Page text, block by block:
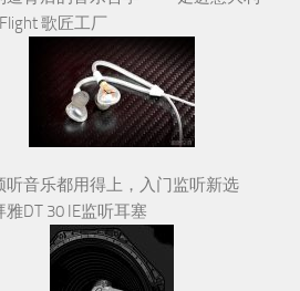
歌匠工厂
听音乐都用得上，入门监听新选
雅DT 30 IE监听耳塞